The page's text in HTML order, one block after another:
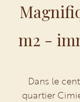
m2 -
Dans le
quartier